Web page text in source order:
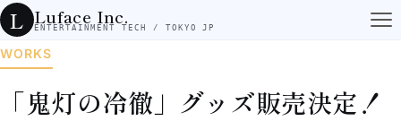
コンテンツへスキップ
L Luface Inc.
ENTERTAINMENT TECH / TOKYO JP
WORKS
「鬼灯の冷徹」グッズ販売決定！